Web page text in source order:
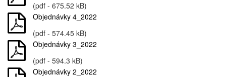
(pdf - 675.52 kB)
Objednávky 4_2022
(pdf - 574.45 kB)
Objednávky 3_2022
(pdf - 594.3 kB)
Objednávky 2_2022